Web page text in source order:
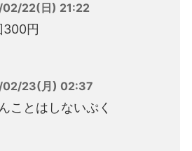
22(日) 21:22
300円
23(月) 02:37
ことはしないぷく